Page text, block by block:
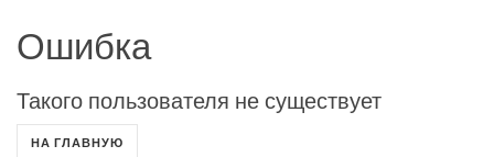
Ошибка
Такого пользователя не существует
НА ГЛАВНУЮ